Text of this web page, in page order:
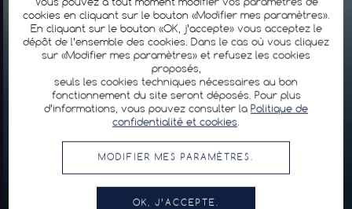
Vous pouvez à tout moment modifier vos paramètres de
cookies en cliquant sur le bouton «Modifier mes paramètres».
En cliquant sur le bouton «OK, j’accepte» vous acceptez le
dépôt de l’ensemble des cookies. Dans le cas où vous cliquez
sur «Modifier mes paramètres» et refusez les cookies
proposés,
seuls les cookies techniques nécessaires au bon
fonctionnement du site seront déposés. Pour plus
d’informations, vous pouvez consulter la Politique de
confidentialité et cookies.
MODIFIER MES PARAMÈTRES.
OK, J’ACCEPTE.